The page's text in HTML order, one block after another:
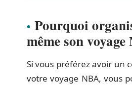
Pourquoi
même son
Si vous préférez avoir un
votre voyage NBA, vous